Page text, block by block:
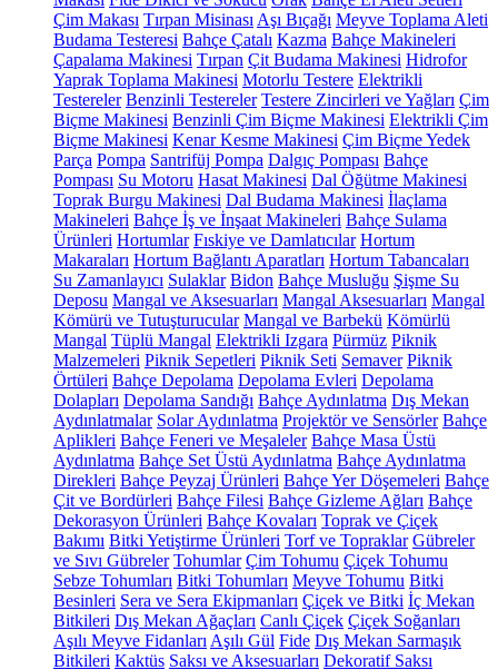
Çim Makası Tırpan Misinası Aşı Bıçağı Meyve Toplama Aleti
Budama Testeresi Bahçe Çatalı Kazma Bahçe Makineleri
Çapalama Makinesi Tırpan Çit Budama Makinesi Hidrofor
Yaprak Toplama Makinesi Motorlu Testere Elektrikli
Testereler Benzinli Testereler Testere Zincirleri ve Yağları Çim
Biçme Makinesi Benzinli Çim Biçme Makinesi Elektrikli Çim
Biçme Makinesi Kenar Kesme Makinesi Çim Biçme Yedek
Parça Pompa Santrifüj Pompa Dalgıç Pompası Bahçe
Pompası Su Motoru Hasat Makinesi Dal Öğütme Makinesi
Toprak Burgu Makinesi Dal Budama Makinesi İlaçlama
Makineleri Bahçe İş ve İnşaat Makineleri Bahçe Sulama
Ürünleri Hortumlar Fıskiye ve Damlatıcılar Hortum
Makaraları Hortum Bağlantı Aparatları Hortum Tabancaları
Su Zamanlayıcı Sulaklar Bidon Bahçe Musluğu Şişme Su
Deposu Mangal ve Aksesuarları Mangal Aksesuarları Mangal
Kömürü ve Tutuşturucular Mangal ve Barbekü Kömürlü
Mangal Tüplü Mangal Elektrikli Izgara Pürmüz Piknik
Malzemeleri Piknik Sepetleri Piknik Seti Semaver Piknik
Örtüleri Bahçe Depolama Depolama Evleri Depolama
Dolapları Depolama Sandığı Bahçe Aydınlatma Dış Mekan
Aydınlatmalar Solar Aydınlatma Projektör ve Sensörler Bahçe
Aplikleri Bahçe Feneri ve Meşaleler Bahçe Masa Üstü
Aydınlatma Bahçe Set Üstü Aydınlatma Bahçe Aydınlatma
Direkleri Bahçe Peyzaj Ürünleri Bahçe Yer Döşemeleri Bahçe
Çit ve Bordürleri Bahçe Filesi Bahçe Gizleme Ağları Bahçe
Dekorasyon Ürünleri Bahçe Kovaları Toprak ve Çiçek
Bakımı Bitki Yetiştirme Ürünleri Torf ve Topraklar Gübreler
ve Sıvı Gübreler Tohumlar Çim Tohumu Çiçek Tohumu
Sebze Tohumları Bitki Tohumları Meyve Tohumu Bitki
Besinleri Sera ve Sera Ekipmanları Çiçek ve Bitki İç Mekan
Bitkileri Dış Mekan Ağaçları Canlı Çiçek Çiçek Soğanları
Aşılı Meyve Fidanları Aşılı Gül Fide Dış Mekan Sarmaşık
Bitkileri Kaktüs Saksı ve Aksesuarları Dekoratif Saksı